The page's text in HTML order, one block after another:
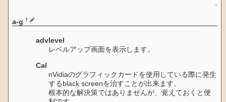
↑
a-g†
advlevel
レベルアップ画面を表示します。
Cal
nVidiaのグラフィックカードを使用している際に発生
するblack screenを治すことが出来ます。
根本的な解決策ではありませんが、覚えておくと便